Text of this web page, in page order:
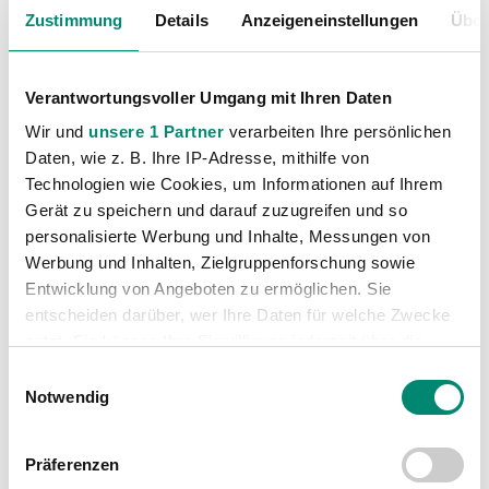
Zustimmung Details Anzeigeneinstellungen
Verantwortungsvoller Umgang mit Ihren Daten
Wir und unsere 1 Partner verarbeiten Ihre persönlichen
Daten, wie z. B. Ihre IP-Adresse, mithilfe von
Technologien wie Cookies, um Informationen auf Ihrem
Gerät zu speichern und darauf zuzugreifen und so
personalisierte Werbung und Inhalte, Messungen von
Werbung und Inhalten, Zielgruppenforschung sowie
Entwicklung von Angeboten zu ermöglichen. Sie
entscheiden darüber, wer Ihre Daten für welche Zwecke
Trigger Symbol ändern oder widerrufen
Erfahren Sie mehr darüber, wie Ihre persönlichen Daten
verarbeitet werden, und legen Sie Ihre Präferenzen im
Notwendig
Präferenzen
Kategorien
Akademie
Allgemeine News
Damen
Junge Wikinger Ried
(413)
Nachwuchs
(74)
(1315)
Ticketing
(91)